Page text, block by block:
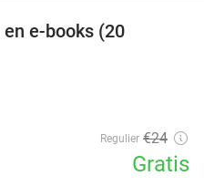
e-books (20
Regulier €24
Gratis